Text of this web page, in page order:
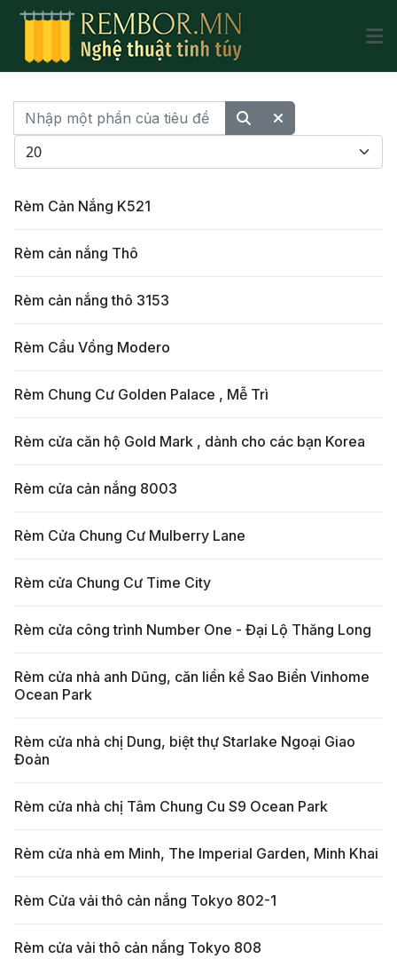
Nhập một phần của tiêu đề
Hiển thị #
Rèm Cản Nắng K521
Rèm cản nắng Thô
Rèm cản nắng thô 3153
Rèm Cầu Vồng Modero
Rèm Chung Cư Golden Palace , Mễ Trì
Rèm cửa căn hộ Gold Mark , dành cho các bạn Korea
Rèm cửa cản nắng 8003
Rèm Cửa Chung Cư Mulberry Lane
Rèm cửa Chung Cư Time City
Rèm cửa công trình Number One - Đại Lộ Thăng Long
Rèm cửa nhà anh Dũng, căn liền kề Sao Biển Vinhome
Ocean Park
Rèm cửa nhà chị Dung, biệt thự Starlake Ngoại Giao
Đoàn
Rèm cửa nhà chị Tâm Chung Cu S9 Ocean Park
Rèm cửa nhà em Minh, The Imperial Garden, Minh Khai
Rèm Cửa vải thô cản nắng Tokyo 802-1
Rèm cửa vải thô cản nắng Tokyo 808